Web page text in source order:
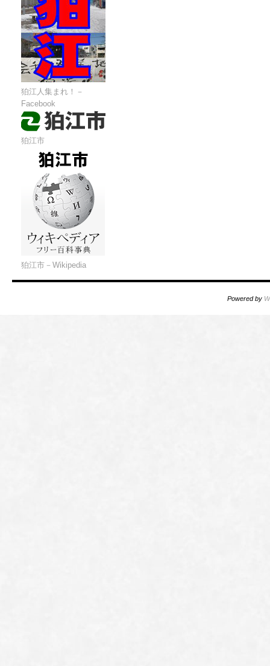
狛江人集まれ！－
Facebook
狛江市
狛江市－Wikipedia
Powered by